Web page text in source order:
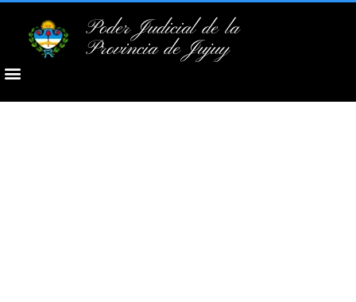
Poder Judicial de la
Provincia de Jujuy